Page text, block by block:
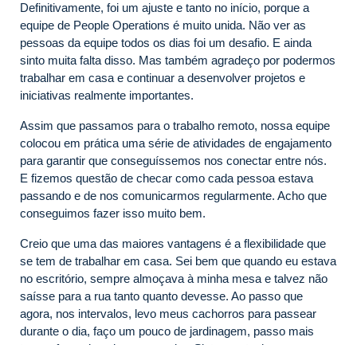
Definitivamente, foi um ajuste e tanto no início, porque a
equipe de People Operations é muito unida. Não ver as
pessoas da equipe todos os dias foi um desafio. E ainda
sinto muita falta disso. Mas também agradeço por podermos
trabalhar em casa e continuar a desenvolver projetos e
iniciativas realmente importantes.
Assim que passamos para o trabalho remoto, nossa equipe
colocou em prática uma série de atividades de engajamento
para garantir que conseguíssemos nos conectar entre nós.
E fizemos questão de checar como cada pessoa estava
passando e de nos comunicarmos regularmente. Acho que
conseguimos fazer isso muito bem.
Creio que uma das maiores vantagens é a flexibilidade que
se tem de trabalhar em casa. Sei bem que quando eu estava
no escritório, sempre almoçava à minha mesa e talvez não
saísse para a rua tanto quanto devesse. Ao passo que
agora, nos intervalos, levo meus cachorros para passear
durante o dia, faço um pouco de jardinagem, passo mais